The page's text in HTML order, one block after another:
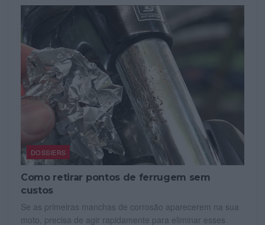
DOSSIERS
Como retirar pontos de ferrugem sem
custos
Se as primeiras manchas de corrosão aparecerem na sua
moto, precisa de agir rapidamente para eliminar esses